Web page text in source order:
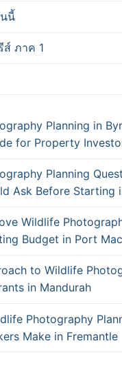
นี้
ส์ ภาค 1
Planning in
for Property
Planning
Ask Before Starting
Wildlife
Budget in Port
to Wildlife
in Mandurah
Photography
Make in Fremantle